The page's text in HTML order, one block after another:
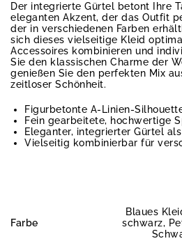
Der integrierte Gürtel betont Ihre
eleganten Akzent, der das Outfit
der in verschiedenen Farben
sich dieses vielseitige Kleid
Accessoires kombinieren und
Sie den klassischen Charme der
genießen Sie den perfekten Mix
zeitloser Schönheit.
Figurbetonte A-Linien-
Fein gearbeitete, hochwertige
Eleganter, integrierter Gürtel
Vielseitig kombinierbar für
Farbe
Blaues
schwarz,